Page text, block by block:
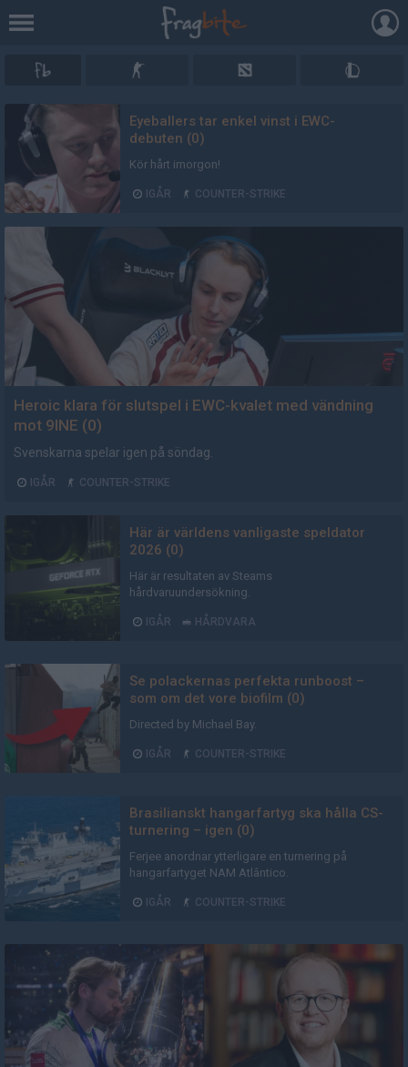
Eyeballers tar enkel vinst i EWC-
debuten (0)
Kör hårt imorgon!
IGÅR COUNTER-STRIKE
Heroic klara för slutspel i EWC-kvalet med vändning
mot 9INE (0)
Svenskarna spelar igen på söndag.
IGÅR COUNTER-STRIKE
Här är världens vanligaste speldator
2026 (0)
Här är resultaten av Steams
hårdvaruundersökning.
IGÅR HÅRDVARA
AD
Se polackernas perfekta runboost –
som om det vore biofilm (0)
Directed by Michael Bay.
IGÅR COUNTER-STRIKE
Brasilianskt hangarfartyg ska hålla CS-
turnering – igen (0)
Ferjee anordnar ytterligare en turnering på
hangarfartyget NAM Atlântico.
IGÅR COUNTER-STRIKE